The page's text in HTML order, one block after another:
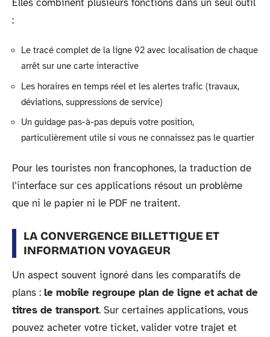
:
Le tracé complet de la ligne 92 avec localisation de chaque
arrêt sur une carte interactive
Les horaires en temps réel et les alertes trafic (travaux,
déviations, suppressions de service)
Un guidage pas-à-pas depuis votre position,
particulièrement utile si vous ne connaissez pas le quartier
Pour les touristes non francophones, la traduction de
l’interface sur ces applications résout un problème
que ni le papier ni le PDF ne traitent.
LA CONVERGENCE BILLETTIQUE ET
INFORMATION VOYAGEUR
Un aspect souvent ignoré dans les comparatifs de
plans : le mobile regroupe plan de ligne et achat de
titres de transport. Sur certaines applications, vous
pouvez acheter votre ticket, valider votre trajet et